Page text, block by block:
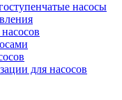
насосы
для насосов